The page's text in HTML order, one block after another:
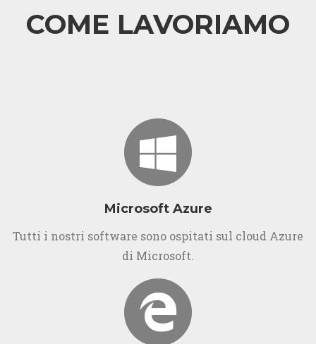
COME LAVORIAMO
Microsoft Azure
Tutti i nostri software sono ospitati sul cloud Azure
di Microsoft.